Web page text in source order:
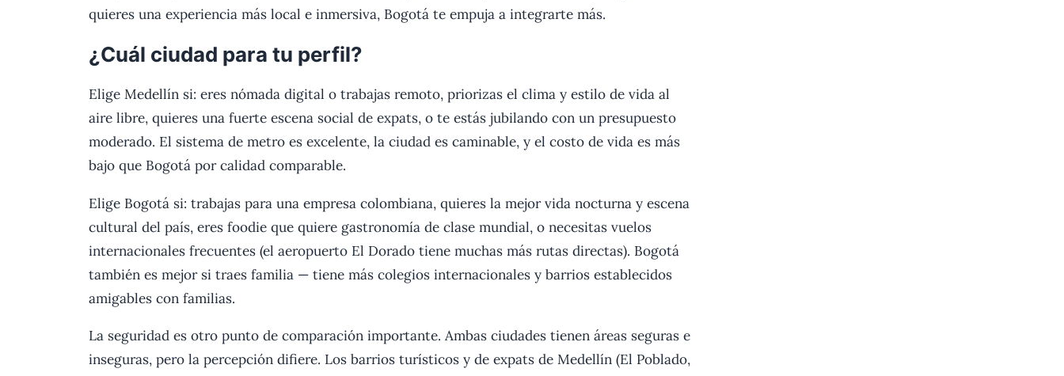
quieres una experiencia más local e inmersiva, Bogotá te empuja a integrarte más.
¿Cuál ciudad para tu perfil?
Elige Medellín si: eres nómada digital o trabajas remoto, priorizas el clima y estilo de vida al
aire libre, quieres una fuerte escena social de expats, o te estás jubilando con un presupuesto
moderado. El sistema de metro es excelente, la ciudad es caminable, y el costo de vida es más
bajo que Bogotá por calidad comparable.
Elige Bogotá si: trabajas para una empresa colombiana, quieres la mejor vida nocturna y escena
cultural del país, eres foodie que quiere gastronomía de clase mundial, o necesitas vuelos
internacionales frecuentes (el aeropuerto El Dorado tiene muchas más rutas directas). Bogotá
también es mejor si traes familia — tiene más colegios internacionales y barrios establecidos
amigables con familias.
La seguridad es otro punto de comparación importante. Ambas ciudades tienen áreas seguras e
inseguras, pero la percepción difiere. Los barrios turísticos y de expats de Medellín (El Poblado,